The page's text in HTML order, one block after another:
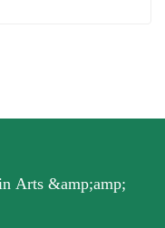
Arts &amp;amp;